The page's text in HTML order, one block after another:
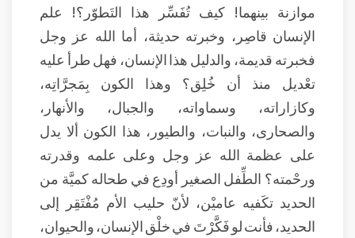
موازنة بينهما! كيف تُفَسِّر هذا التَطوّر؟! علم
الإنسان قاصِر، وخبرته حديثة، أما الله عز وجل
فخبرته قديمة، والدليل هذا الإنسان، فهل طرأ عليه
تعْديل منذ أن خُلِق؟ وهذا الكون بِمَجرَّاتِه،
وكازاراته، وسماواته، والجبال، والأنهار،
والصحارى، والنبات، والطيور، هذا الكون ألا يدل
على عظمة الله عز وجل وعلى علمه وقدرته
ورحْمته؟ الطِّفل الصغير أودِع في طحاله كميَّة من
الحديد تكَفيه عاميْن، لأنّ حليب الأم مُفْتَقِر إلى
الحديد، فأنت لو فَكَّرْتَ في خلْق الإنسان، والحيوان،